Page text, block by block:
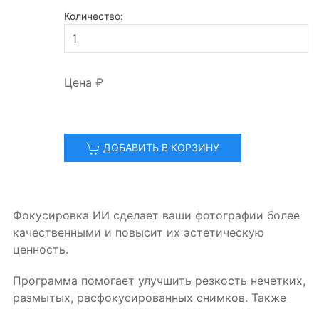
Количество:
Цена ₽
ДОБАВИТЬ В КОРЗИНУ
Фокусировка ИИ сделает ваши фотографии более
качественными и повысит их эстетическую
ценность.
Программа помогает улучшить резкость нечетких,
размытых, расфокусированных снимков. Также